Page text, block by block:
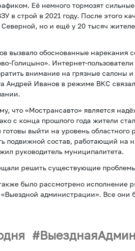
Её немного тормозят
в строй в 2021 году. После этого
Северной, но и ещё у 20 тысяч
вызвало обоснованные нарекания
Голицыно». Интернет-
внимание на грязные салоны
Андрей Иванов в режиме ВКС
что «Мострансавто» является
с конца прошлого года жители
выйти на уровень областного
подвижной состав, работающий на
руководитель муниципалитета.
решить существующие
было рассмотрено исполнение
администрации». Все они